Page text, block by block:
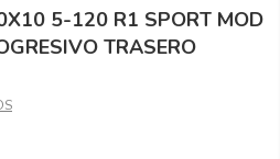
5-120 R1 SPORT MOD
TRASERO
3.225